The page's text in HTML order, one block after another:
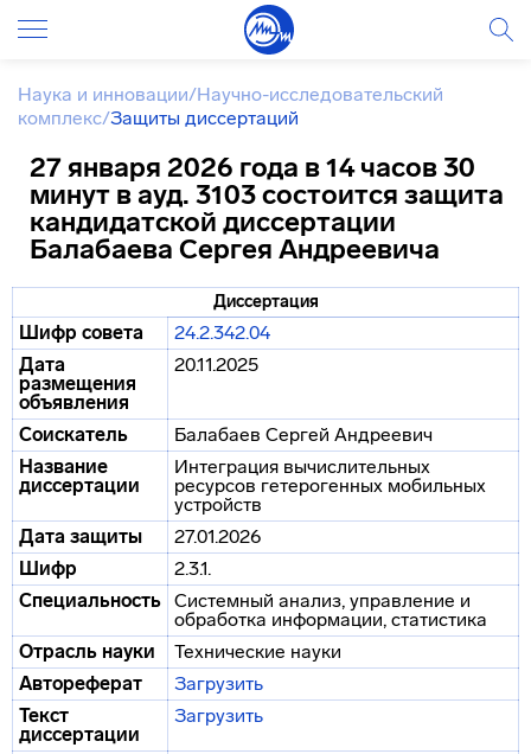
Наука и инновации/Научно-исследовательский
комплекс/Защиты диссертаций
27 января 2026 года в 14 часов 30
минут в ауд. 3103 состоится защита
кандидатской диссертации
Балабаева Сергея Андреевича
Диссертация
Шифр совета
24.2.342.04
Дата
размещения
объявления
20.11.2025
Соискатель
Балабаев Сергей Андреевич
Название
диссертации
Интеграция вычислительных
ресурсов гетерогенных мобильных
устройств
Дата защиты
27.01.2026
Шифр
2.3.1.
Специальность Системный анализ, управление и
обработка информации, статистика
Отрасль науки
Технические науки
Автореферат
Загрузить
Текст
диссертации
Загрузить